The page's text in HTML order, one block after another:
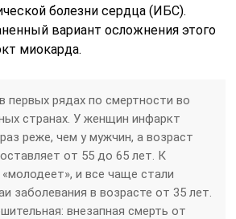
болезни сердца (ИБС).
вариант осложнения этого
миокарда.
первых рядах по смертности во
странах. У женщин инфаркт
реже, чем у мужчин, а возраст
от 55 до 65 лет. К
и все чаще стали
заболевания в возрасте от 35 лет.
внезапная смерть от